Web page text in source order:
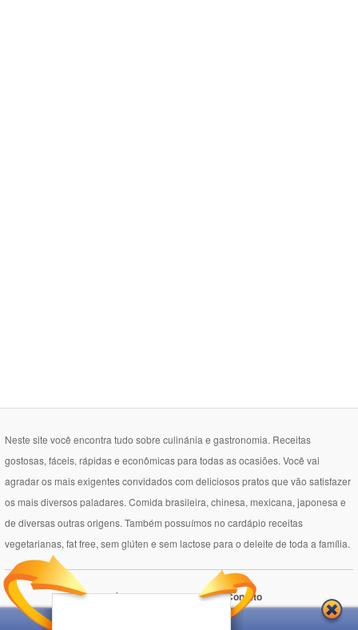
Neste site você encontra tudo sobre culinánia e gastronomia. Receitas
gostosas, fáceis, rápidas e econômicas para todas as ocasiões. Você vai
agradar os mais exigentes convidados com deliciosos pratos que vão satisfazer
os mais diversos paladares. Comida brasileira, chinesa, mexicana, japonesa e
de diversas outras origens. Também possuímos no cardápio receitas
vegetarianas, fat free, sem glúten e sem lactose para o deleite de toda a família.
Política de Privacidade Contato